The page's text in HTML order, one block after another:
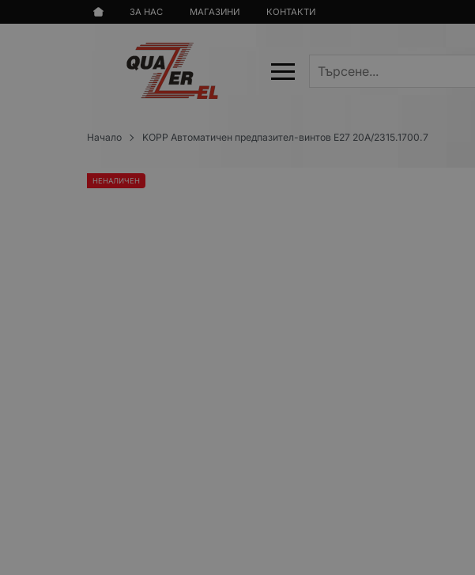
ЗА НАС МАГАЗИНИ КОНТАКТИ
Начало KOPP Автоматичен предпазител-винтов E27 20A/2315.1700.7
НЕНАЛИЧЕН